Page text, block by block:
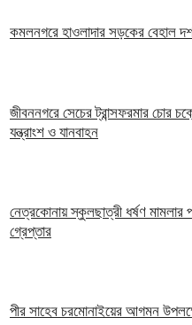
কমলনগরে হাওলাদার সড়কের বেহাল
জীবননগরে সেচের ট্রান্সফরমার চোর
যন্ত্রাংশ ও যানবাহন
নেত্রকোনায় স্কুলছাত্রী ধর্ষণ মামলার
গ্রেপ্তার
পীর সাহেব চরমোনাইয়ের আগমন